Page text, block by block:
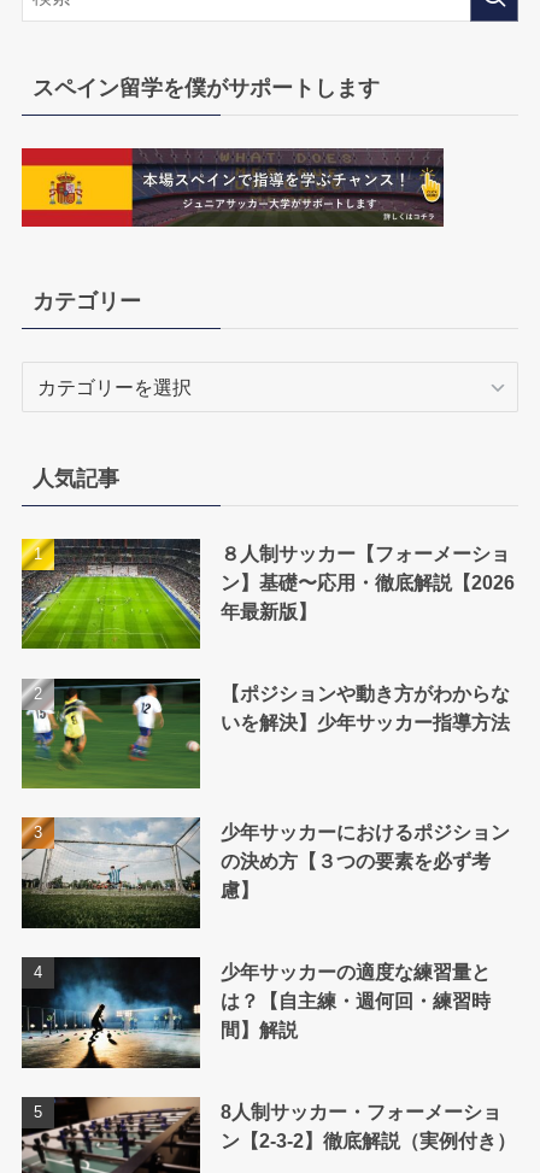
スペイン留学を僕がサポートします
カテゴリー
ー
人気記事
８人制サッカー【フォーメーショ
ン】基礎〜応用・徹底解説【2026
年最新版】
【ポジションや動き方がわからな
いを解決】少年サッカー指導方法
少年サッカーにおけるポジション
の決め方【３つの要素を必ず考
慮】
少年サッカーの適度な練習量と
は？【自主練・週何回・練習時
間】解説
8人制サッカー・フォーメーショ
ン【2-3-2】徹底解説（実例付き）